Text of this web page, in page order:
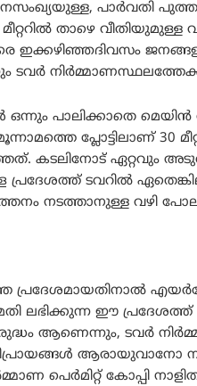
പാർവതി
മീറ്ററിൽ താഴെ
ടവർ
പാലിക്കാതെ മെയിൻ
പ്ലോട്ടിലാണ്
കടലിനോട്
ടവറിൽ
നടത്താനുള്ള വഴി
പ്രദേശമായതിനാൽ
ലഭിക്കുന്ന ഈ പ്രദേശത്ത്
ആണെന്നും, ടവർ
ആരായുവാനോ
പെർമിറ്റ് കോപ്പി